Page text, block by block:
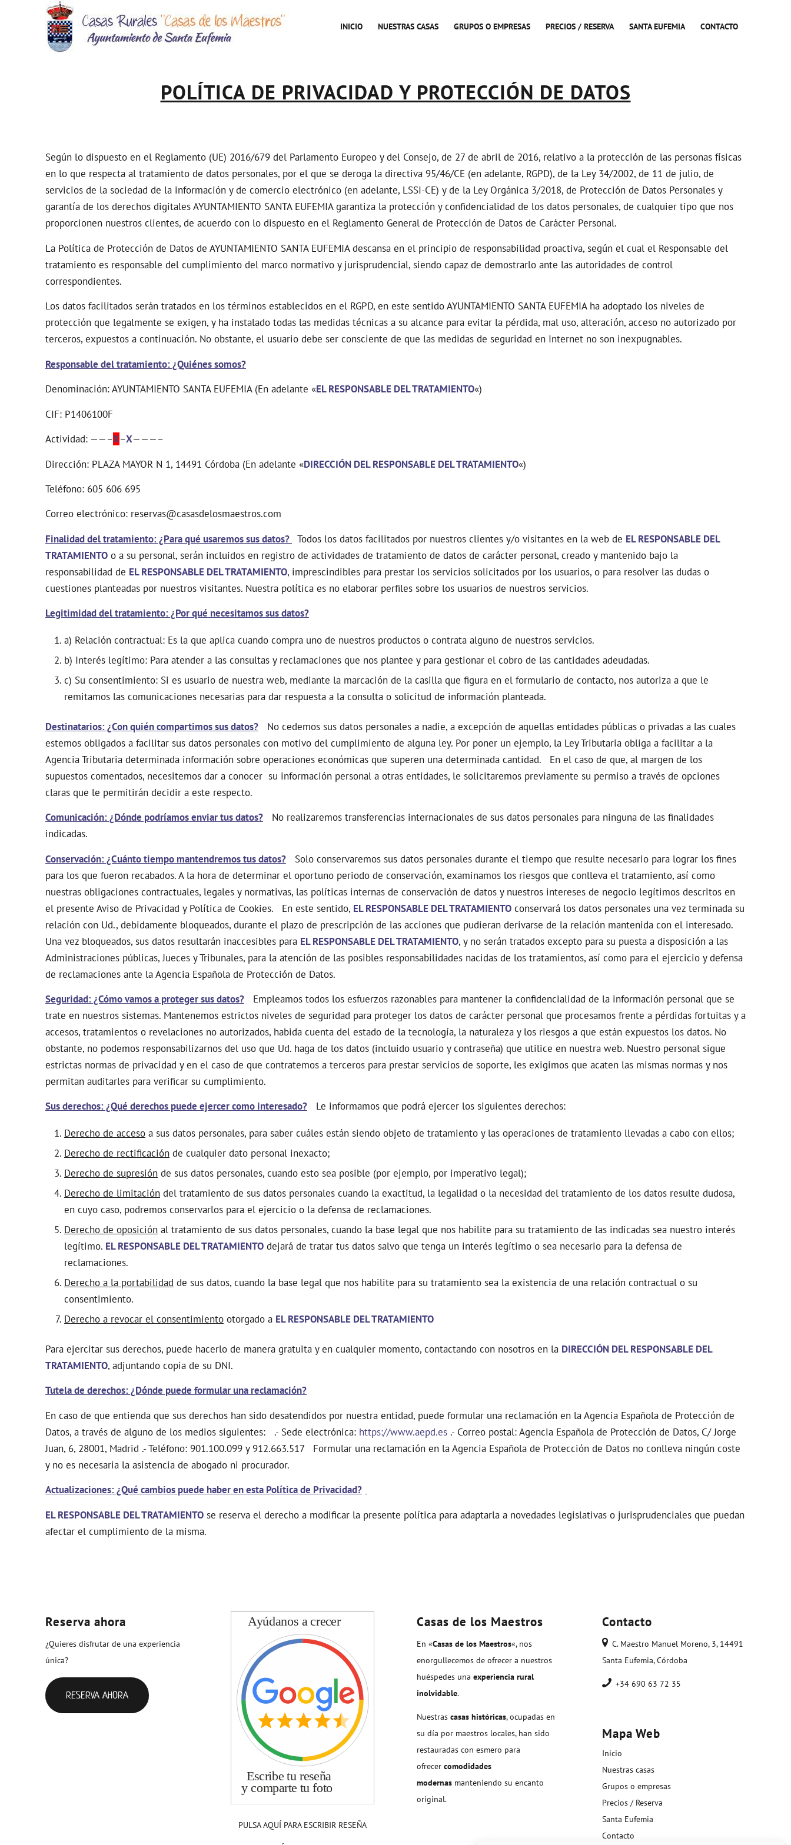
INICIO NUESTRAS CASAS GRUPOS O EMPRESAS PRECIOS / RESERVA SANTA EUFEMIA CONTACTO
POLÍTICA DE PRIVACIDAD Y PROTECCIÓN DE DATOS
Según lo dispuesto en el Reglamento (UE) 2016/679 del Parlamento Europeo y del Consejo, de 27 de abril de 2016, relativo a la protección de las personas físicas
en lo que respecta al tratamiento de datos personales, por el que se deroga la directiva 95/46/CE (en adelante, RGPD), de la Ley 34/2002, de 11 de julio, de
servicios de la sociedad de la información y de comercio electrónico (en adelante, LSSI-CE) y de la Ley Orgánica 3/2018, de Protección de Datos Personales y
garantía de los derechos digitales AYUNTAMIENTO SANTA EUFEMIA garantiza la protección y confidencialidad de los datos personales, de cualquier tipo que nos
proporcionen nuestros clientes, de acuerdo con lo dispuesto en el Reglamento General de Protección de Datos de Carácter Personal.
La Política de Protección de Datos de AYUNTAMIENTO SANTA EUFEMIA descansa en el principio de responsabilidad proactiva, según el cual el Responsable del
tratamiento es responsable del cumplimiento del marco normativo y jurisprudencial, siendo capaz de demostrarlo ante las autoridades de control
correspondientes.
Los datos facilitados serán tratados en los términos establecidos en el RGPD, en este sentido AYUNTAMIENTO SANTA EUFEMIA ha adoptado los niveles de
protección que legalmente se exigen, y ha instalado todas las medidas técnicas a su alcance para evitar la pérdida, mal uso, alteración, acceso no autorizado por
terceros, expuestos a continuación. No obstante, el usuario debe ser consciente de que las medidas de seguridad en Internet no son inexpugnables.
Responsable del tratamiento: ¿Quiénes somos?
Denominación: AYUNTAMIENTO SANTA EUFEMIA (En adelante «EL RESPONSABLE DEL TRATAMIENTO«)
CIF: P1406100F
Actividad: ——–X–X———–
Dirección: PLAZA MAYOR N 1, 14491 Córdoba (En adelante «DIRECCIÓN DEL RESPONSABLE DEL TRATAMIENTO«)
Teléfono: 605 606 695
Correo electrónico: reservas@casasdelosmaestros.com
Finalidad del tratamiento: ¿Para qué usaremos sus datos? Todos los datos facilitados por nuestros clientes y/o visitantes en la web de EL RESPONSABLE DEL
TRATAMIENTO o a su personal, serán incluidos en registro de actividades de tratamiento de datos de carácter personal, creado y mantenido bajo la
responsabilidad de EL RESPONSABLE DEL TRATAMIENTO, imprescindibles para prestar los servicios solicitados por los usuarios, o para resolver las dudas o
cuestiones planteadas por nuestros visitantes. Nuestra política es no elaborar perfiles sobre los usuarios de nuestros servicios.
Legitimidad del tratamiento: ¿Por qué necesitamos sus datos?
a) Relación contractual: Es la que aplica cuando compra uno de nuestros productos o contrata alguno de nuestros servicios.
b) Interés legítimo: Para atender a las consultas y reclamaciones que nos plantee y para gestionar el cobro de las cantidades adeudadas.
c) Su consentimiento: Si es usuario de nuestra web, mediante la marcación de la casilla que figura en el formulario de contacto, nos autoriza a que le
remitamos las comunicaciones necesarias para dar respuesta a la consulta o solicitud de información planteada.
Destinatarios: ¿Con quién compartimos sus datos? No cedemos sus datos personales a nadie, a excepción de aquellas entidades públicas o privadas a las cuales
estemos obligados a facilitar sus datos personales con motivo del cumplimiento de alguna ley. Por poner un ejemplo, la Ley Tributaria obliga a facilitar a la
Agencia Tributaria determinada información sobre operaciones económicas que superen una determinada cantidad. En el caso de que, al margen de los
supuestos comentados, necesitemos dar a conocer su información personal a otras entidades, le solicitaremos previamente su permiso a través de opciones
claras que le permitirán decidir a este respecto.
Comunicación: ¿Dónde podríamos enviar tus datos? No realizaremos transferencias internacionales de sus datos personales para ninguna de las finalidades
indicadas.
Conservación: ¿Cuánto tiempo mantendremos tus datos? Solo conservaremos sus datos personales durante el tiempo que resulte necesario para lograr los fines
para los que fueron recabados. A la hora de determinar el oportuno periodo de conservación, examinamos los riesgos que conlleva el tratamiento, así como
nuestras obligaciones contractuales, legales y normativas, las políticas internas de conservación de datos y nuestros intereses de negocio legítimos descritos en
el presente Aviso de Privacidad y Política de Cookies. En este sentido, EL RESPONSABLE DEL TRATAMIENTO conservará los datos personales una vez terminada su
relación con Ud., debidamente bloqueados, durante el plazo de prescripción de las acciones que pudieran derivarse de la relación mantenida con el interesado.
Una vez bloqueados, sus datos resultarán inaccesibles para EL RESPONSABLE DEL TRATAMIENTO, y no serán tratados excepto para su puesta a disposición a las
Administraciones públicas, Jueces y Tribunales, para la atención de las posibles responsabilidades nacidas de los tratamientos, así como para el ejercicio y defensa
de reclamaciones ante la Agencia Española de Protección de Datos.
Seguridad: ¿Cómo vamos a proteger sus datos? Empleamos todos los esfuerzos razonables para mantener la confidencialidad de la información personal que se
trate en nuestros sistemas. Mantenemos estrictos niveles de seguridad para proteger los datos de carácter personal que procesamos frente a pérdidas fortuitas y a
accesos, tratamientos o revelaciones no autorizados, habida cuenta del estado de la tecnología, la naturaleza y los riesgos a que están expuestos los datos. No
obstante, no podemos responsabilizarnos del uso que Ud. haga de los datos (incluido usuario y contraseña) que utilice en nuestra web. Nuestro personal sigue
estrictas normas de privacidad y en el caso de que contratemos a terceros para prestar servicios de soporte, les exigimos que acaten las mismas normas y nos
permitan auditarles para verificar su cumplimiento.
Sus derechos: ¿Qué derechos puede ejercer como interesado? Le informamos que podrá ejercer los siguientes derechos:
Derecho de acceso a sus datos personales, para saber cuáles están siendo objeto de tratamiento y las operaciones de tratamiento llevadas a cabo con ellos;
Derecho de rectificación de cualquier dato personal inexacto;
Derecho de supresión de sus datos personales, cuando esto sea posible (por ejemplo, por imperativo legal);
Derecho de limitación del tratamiento de sus datos personales cuando la exactitud, la legalidad o la necesidad del tratamiento de los datos resulte dudosa,
en cuyo caso, podremos conservarlos para el ejercicio o la defensa de reclamaciones.
Derecho de oposición al tratamiento de sus datos personales, cuando la base legal que nos habilite para su tratamiento de las indicadas sea nuestro interés
legítimo. EL RESPONSABLE DEL TRATAMIENTO dejará de tratar tus datos salvo que tenga un interés legítimo o sea necesario para la defensa de
reclamaciones.
Derecho a la portabilidad de sus datos, cuando la base legal que nos habilite para su tratamiento sea la existencia de una relación contractual o su
consentimiento.
Derecho a revocar el consentimiento otorgado a EL RESPONSABLE DEL TRATAMIENTO
Para ejercitar sus derechos, puede hacerlo de manera gratuita y en cualquier momento, contactando con nosotros en la DIRECCIÓN DEL RESPONSABLE DEL
TRATAMIENTO, adjuntando copia de su DNI.
Tutela de derechos: ¿Dónde puede formular una reclamación?
En caso de que entienda que sus derechos han sido desatendidos por nuestra entidad, puede formular una reclamación en la Agencia Española de Protección de
Datos, a través de alguno de los medios siguientes: .- Sede electrónica: https://www.aepd.es .- Correo postal: Agencia Española de Protección de Datos, C/ Jorge
Juan, 6, 28001, Madrid .- Teléfono: 901.100.099 y 912.663.517 Formular una reclamación en la Agencia Española de Protección de Datos no conlleva ningún coste
y no es necesaria la asistencia de abogado ni procurador.
Actualizaciones: ¿Qué cambios puede haber en esta Política de Privacidad?
EL RESPONSABLE DEL TRATAMIENTO se reserva el derecho a modificar la presente política para adaptarla a novedades legislativas o jurisprudenciales que puedan
afectar el cumplimiento de la misma.
Reserva ahora
¿Quieres disfrutar de una experiencia
única?
RESERVA AHORA
PULSA AQUÍ PARA ESCRIBIR RESEÑA
Casas de los Maestros
En «Casas de los Maestros«, nos
enorgullecemos de ofrecer a nuestros
huéspedes una experiencia rural
inolvidable.
Nuestras casas históricas, ocupadas en
su día por maestros locales, han sido
restauradas con esmero para
ofrecer comodidades
modernasmanteniendo su encanto
original.
Contacto
C. Maestro Manuel Moreno, 3, 14491
Santa Eufemia, Córdoba
+34 690 63 72 35
Mapa Web
Inicio
Nuestras casas
Grupos o empresas
Precios / Reserva
Santa Eufemia
Contacto